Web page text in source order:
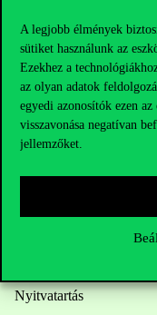
A legjobb élmények
sütiket használunk az
Ezekhez a
az olyan adatok
egyedi azonosítók ezen
visszavonása negatívan
jellemzőket.
HUB jelenlegi
Sajtó:press@uni-
Hasznos linkek
Nyitvatartás